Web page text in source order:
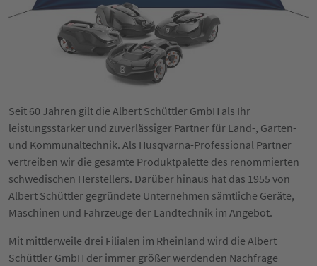
Seit 60 Jahren gilt die Albert Schüttler GmbH als Ihr
leistungsstarker und zuverlässiger Partner für Land-, Garten-
und Kommunaltechnik. Als Husqvarna-Professional Partner
vertreiben wir die gesamte Produktpalette des renommierten
schwedischen Herstellers. Darüber hinaus hat das 1955 von
Albert Schüttler gegründete Unternehmen sämtliche Geräte,
Maschinen und Fahrzeuge der Landtechnik im Angebot.
Mit mittlerweile drei Filialen im Rheinland wird die Albert
Schüttler GmbH der immer größer werdenden Nachfrage